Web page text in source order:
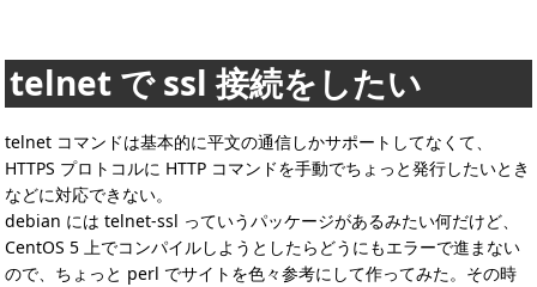
telnet で ssl 接続をしたい
telnet コマンドは基本的に平文の通信しかサポートしてなくて、
HTTPS プロトコルに HTTP コマンドを手動でちょっと発行したいとき
などに対応できない。
debian には telnet-ssl っていうパッケージがあるみたい何だけど、
CentOS 5 上でコンパイルしようとしたらどうにもエラーで進まない
ので、ちょっと perl でサイトを色々参考にして作ってみた。その時